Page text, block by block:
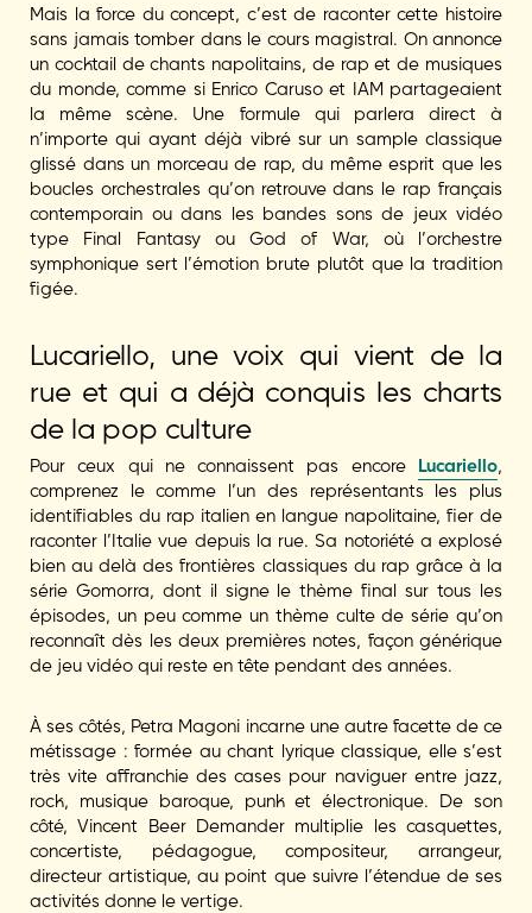
Mais la force du concept, c’est de raconter cette histoire
sans jamais tomber dans le cours magistral. On annonce
un cocktail de chants napolitains, de rap et de musiques
du monde, comme si Enrico Caruso et IAM partageaient
la même scène. Une formule qui parlera direct à
n’importe qui ayant déjà vibré sur un sample classique
glissé dans un morceau de rap, du même esprit que les
boucles orchestrales qu’on retrouve dans le rap français
contemporain ou dans les bandes sons de jeux vidéo
type Final Fantasy ou God of War, où l’orchestre
symphonique sert l’émotion brute plutôt que la tradition
figée.
Lucariello, une voix qui vient de la
rue et qui a déjà conquis les charts
de la pop culture
Pour ceux qui ne connaissent pas encore Lucariello,
comprenez le comme l’un des représentants les plus
identifiables du rap italien en langue napolitaine, fier de
raconter l’Italie vue depuis la rue. Sa notoriété a explosé
bien au delà des frontières classiques du rap grâce à la
série Gomorra, dont il signe le thème final sur tous les
épisodes, un peu comme un thème culte de série qu’on
reconnaît dès les deux premières notes, façon générique
de jeu vidéo qui reste en tête pendant des années.
À ses côtés, Petra Magoni incarne une autre facette de ce
métissage : formée au chant lyrique classique, elle s’est
très vite affranchie des cases pour naviguer entre jazz,
rock, musique baroque, punk et électronique. De son
côté, Vincent Beer Demander multiplie les casquettes,
concertiste, pédagogue, compositeur, arrangeur,
directeur artistique, au point que suivre l’étendue de ses
activités donne le vertige.